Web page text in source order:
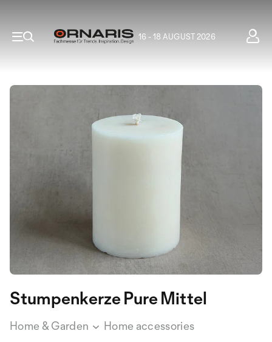
16 - 18 AUGUST 2026
Stumpenkerze Pure Mittel
Home & Garden
Home accessories